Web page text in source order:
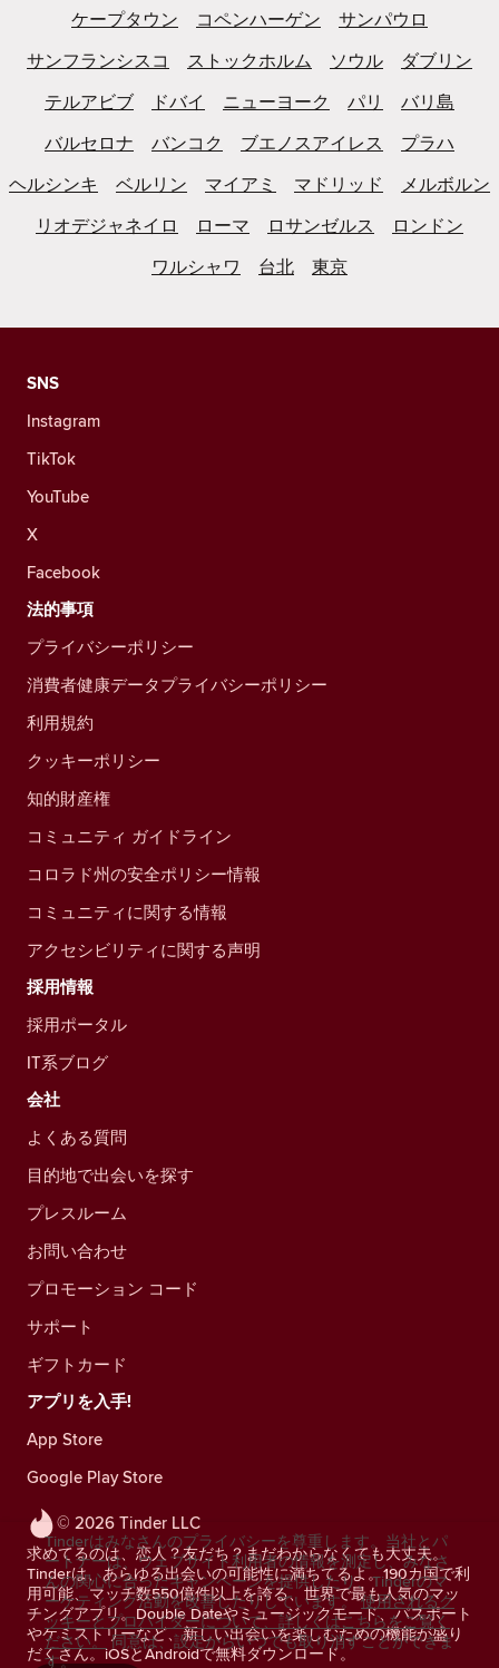
ケープタウン
コペンハーゲン
サンパウロ
サンフランシスコ
ストックホルム ソウル
ダブリン
テルアビブ
ドバイ ニューヨーク パリ
バリ島
バルセロナ
バンコク ブエノスアイレス
プラハ
ヘルシンキ
ベルリン マイアミ マドリッド
メルボルン
リオデジャネイロ
ローマ ロサンゼルス
ロンドン
ワルシャワ
台北 東京
© 2026 Tinder LLC
求めてるのは、恋人？友だち？まだわからなくても大丈夫。
Tinderは、あらゆる出会いの可能性に満ちてるよ。190カ国で利
用可能、マッチ数550億件以上を誇る、世界で最も人気のマッ
チングアプリ。Double Dateやミュージックモード、パスポート
やケミストリーなど、新しい出会いを楽しむための機能が盛り
だくさん。iOSとAndroidで無料ダウンロード。
SNS
Instagram
TikTok
YouTube
X
Facebook
法的事項
プライバシーポリシー
消費者健康データプライバシーポリシー
利用規約
クッキーポリシー
知的財産権
コミュニティ ガイドライン
コロラド州の安全ポリシー情報
コミュニティに関する情報
アクセシビリティに関する声明
採用情報
採用ポータル
IT系ブログ
会社
よくある質問
目的地で出会いを探す
プレスルーム
お問い合わせ
プロモーション コード
サポート
ギフトカード
アプリを入手!
App Store
Google Play Store
Tinderはみなさんのプライバシーを尊重します。当社とパ
ートナーは、ウェブサイト利用者の情報を測定し、みなさ
んの関心に合ったキャンペーンを提供したり、Tinderのマ
ーケティング活動を改善したりしています。 使用されるク
ッキーとプロバイダーについて、詳しくはこちらをご覧く
ださい。 同意は、設定からいつでも取り消すことができま
す。